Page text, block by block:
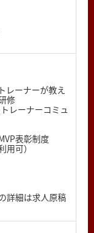
レーナーが教え
修
レーナーコミュ
表彰制度
可）
詳細は求人原稿